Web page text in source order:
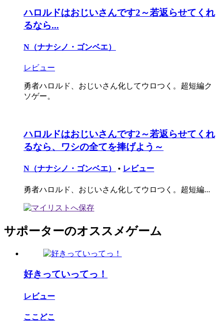
ハロルドはおじいさんです2～若返らせてくれ
るなら...
N（ナナシノ・ゴンベエ）
レビュー
勇者ハロルド、おじいさん化してウロつく。超短編ク
ソゲー。
ハロルドはおじいさんです2～若返らせてくれ
るなら、ワシの全てを捧げよう～
N（ナナシノ・ゴンベエ） • レビュー
勇者ハロルド、おじいさん化してウロつく。超短編...
サポーターのオススメゲーム
好きっていってっ！
レビュー
ここどこ